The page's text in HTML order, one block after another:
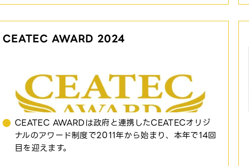
CEATEC AWARD 2024
CEATEC AWARDは政府と連携したCEATECオリジ
ナルのアワード制度で2011年から始まり、本年で14回
目を迎えます。